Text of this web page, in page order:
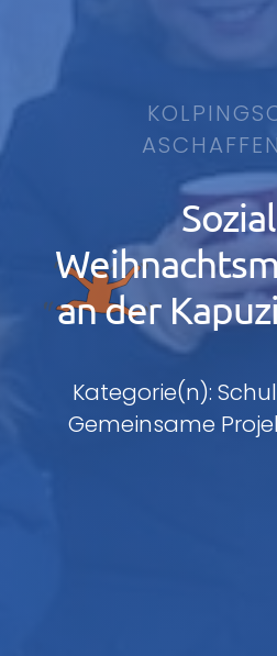
an der
Kategorie(n):
Gemeinsame